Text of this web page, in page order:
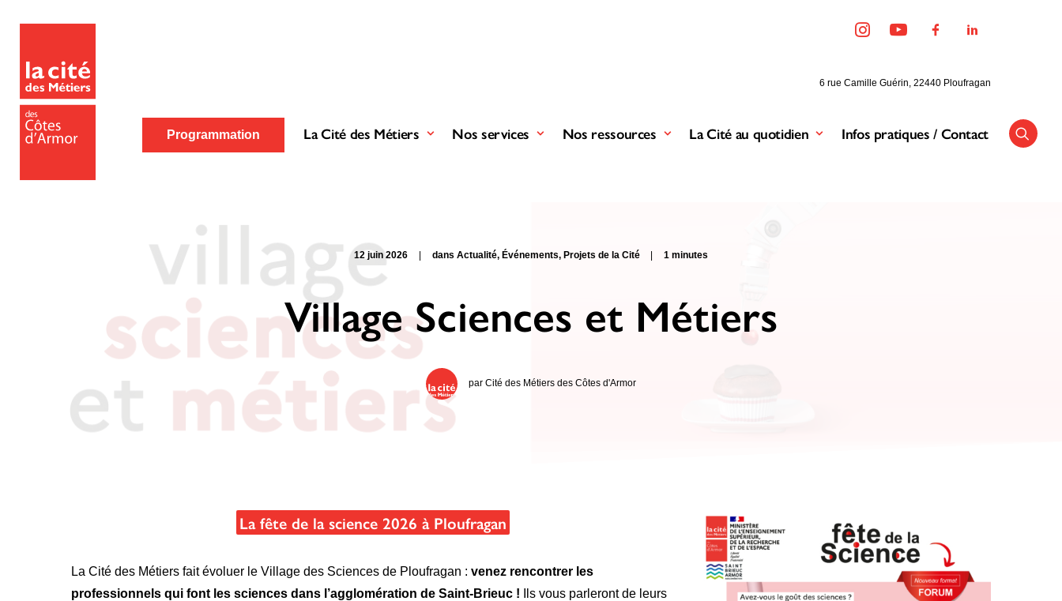
6 rue Camille Guérin, 22440 Ploufragan
Programmation La Cité des Métiers Nos services Nos ressources La Cité au quotidien Infos pratiques / Contact
12 juin 2026 dans Actualité, Événements, Projets de la Cité 1 minutes
Village Sciences et Métiers
par Cité des Métiers des Côtes d'Armor
La fête de la science 2026 à Ploufragan
La Cité des Métiers fait évoluer le Village des Sciences de Ploufragan : venez rencontrer les
professionnels qui font les sciences dans l’agglomération de Saint-Brieuc ! Ils vous parleront de leurs